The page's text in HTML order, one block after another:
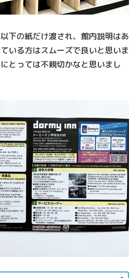
下の紙だけ渡され、館内説明はあ
いる方はスムーズで良いと思いま
とっては不親切かなと思いまし